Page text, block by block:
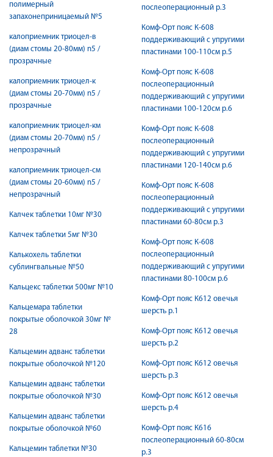
полимерный
запахонеприницаемый №5
калоприемник триоцел-в
(диам стомы 20-80мм) n5 /
прозрачные
калоприемник триоцел-к
(диам стомы 20-70мм) n5 /
прозрачные
калоприемник триоцел-км
(диам стомы 20-70мм) n5 /
непрозрачный
калоприемник триоцел-см
(диам стомы 20-60мм) n5 /
непрозрачный
Калчек таблетки 10мг №30
Калчек таблетки 5мг №30
Калькохель таблетки
сублингвальные №50
Кальцекс таблетки 500мг №10
Кальцемара таблетки
покрытые оболочкой 30мг №
28
Кальцемин адванс таблетки
покрытые оболочкой №120
Кальцемин адванс таблетки
покрытые оболочкой №30
Кальцемин адванс таблетки
покрытые оболочкой №60
Кальцемин таблетки №30
послеоперационный р.3
Комф-Орт пояс К-608
поддерживающий с упругими
пластинами 100-110см р.5
Комф-Орт пояс К-608
послеоперационный
поддерживающий с упругими
пластинами 100-120см р.6
Комф-Орт пояс К-608
послеоперационный
поддерживающий с упругими
пластинами 120-140см р.6
Комф-Орт пояс К-608
послеоперационный
поддерживающий с упругими
пластинами 60-80см р.3
Комф-Орт пояс К-608
послеоперационный
поддерживающий с упругими
пластинами 80-100см р.6
Комф-Орт пояс К612 овечья
шерсть р.1
Комф-Орт пояс К612 овечья
шерсть р.2
Комф-Орт пояс К612 овечья
шерсть р.3
Комф-Орт пояс К612 овечья
шерсть р.4
Комф-Орт пояс К616
послеоперационный 60-80см
р.3